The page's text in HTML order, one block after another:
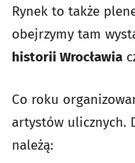
Rynek to także
obejrzymy tam
historii Wrocławia
Co roku
artystów ulicznych.
należą: